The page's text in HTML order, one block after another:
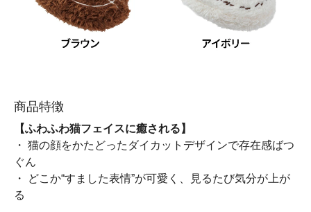
商品特徴
【ふわふわ猫フェイスに癒される】
・ 猫の顔をかたどったダイカットデザインで存在感ばつ
ぐん
・ どこか“すました表情”が可愛く、見るたび気分が上が
る